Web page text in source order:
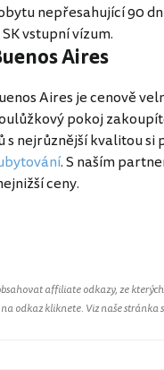
nepřesahující 90
vstupní vízum.
Aires
Aires je cenově
pokoj
s nejrůznější kvalitou si
. S naším
ceny.
affiliate odkazy, ze
odkaz kliknete. Viz naše stránka s